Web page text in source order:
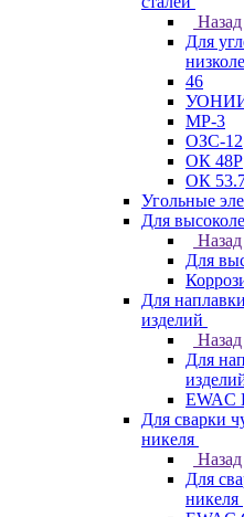
Назад
Для
46
УОНИИ
МР-3
ОЗС-12
ОК 48Р
ОК
Угольные
Для
Назад
Для
Для
изделий
Назад
Для
EWAC
Для сварки
никеля
Назад
Для
никеля